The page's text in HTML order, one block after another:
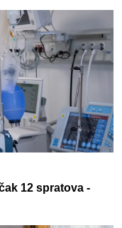
12 spratova -